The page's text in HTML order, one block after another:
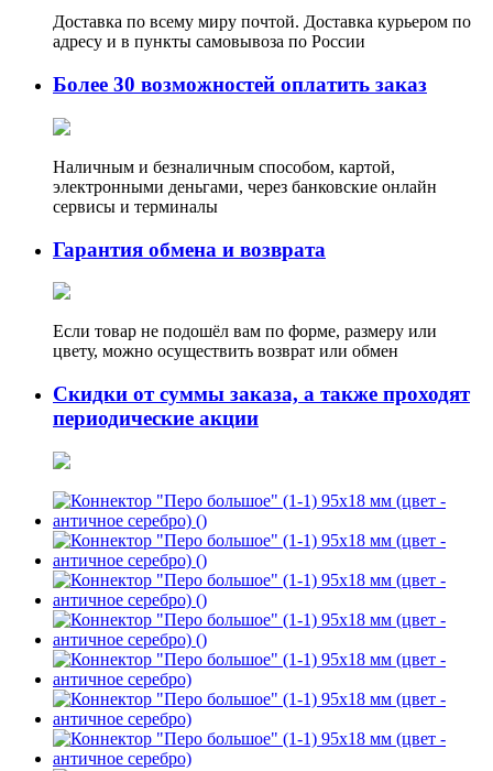
Доставка по всему миру почтой. Доставка курьером по
адресу и в пункты самовывоза по России
Более 30 возможностей оплатить заказ
Наличным и безналичным способом, картой,
электронными деньгами, через банковские онлайн
сервисы и терминалы
Гарантия обмена и возврата
Если товар не подошёл вам по форме, размеру или
цвету, можно осуществить возврат или обмен
Скидки от суммы заказа, а также проходят
периодические акции